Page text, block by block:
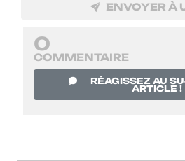
ENVOYER À
0
COMMENTAIRE
RÉAGISSEZ AU
ARTICLE !